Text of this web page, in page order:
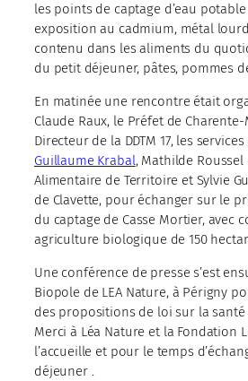
les points de captage d’eau
exposition au cadmium, métal
contenu dans les aliments du
du petit déjeuner, pâtes, pommes
En matinée une rencontre était
Claude Raux, le Préfet de
Directeur de la DDTM 17, les
Guillaume Krabal, Mathilde
Alimentaire de Territoire et Sylvie
de Clavette, pour échanger sur le
du captage de Casse Mortier, avec
agriculture biologique de 150
Une conférence de presse s’est
Biopole de LEA Nature, à Périgny
des propositions de loi sur la
Merci à Léa Nature et la Fondation
l’accueille et pour le temps
déjeuner .